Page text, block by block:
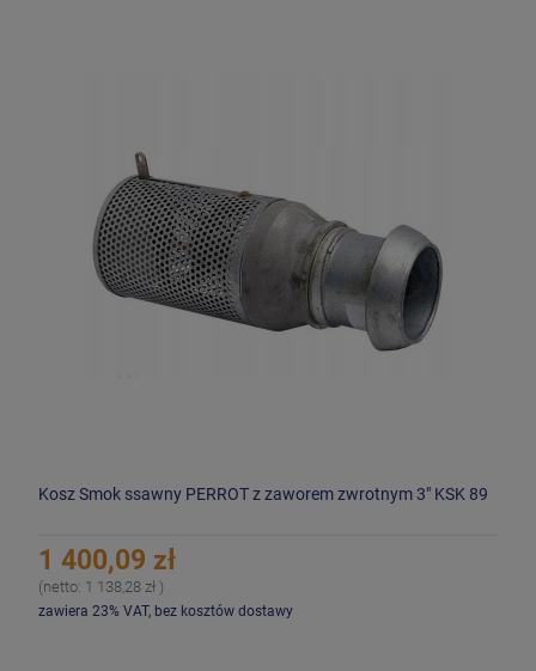
Kosz Smok ssawny PERROT z zaworem zwrotnym 3" KSK 89
1 400,09 zł
(netto: 1 138,28 zł )
zawiera 23% VAT, bez kosztów dostawy